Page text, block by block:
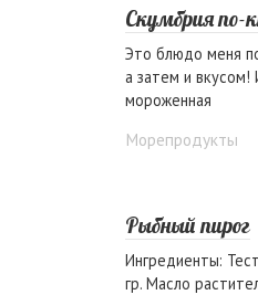
Скумбрия по-
Это блюдо меня
а затем и вкусом!
мороженная
Морепродукты
Рыбный пирог
Ингредиенты:
гр. Масло